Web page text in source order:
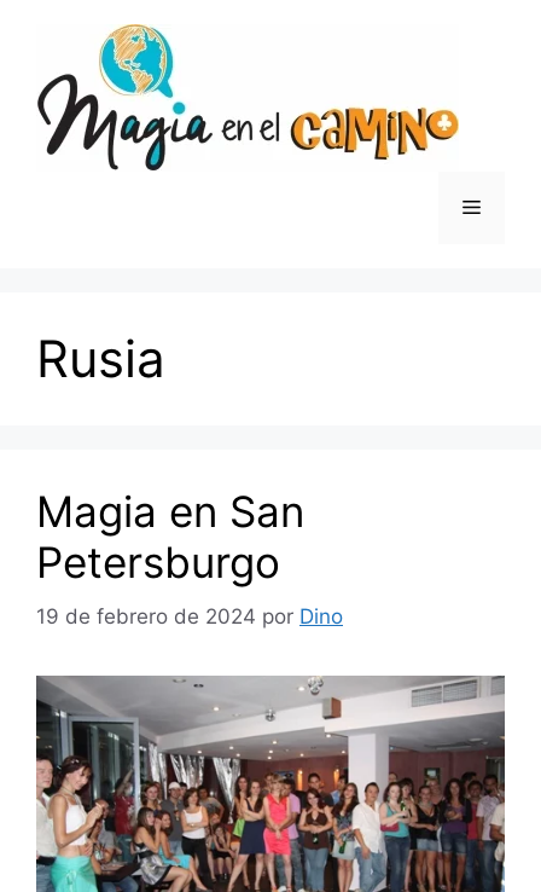
contenido
Menú
Rusia
Magia en San
Petersburgo
19 de febrero de 2024 por Dino